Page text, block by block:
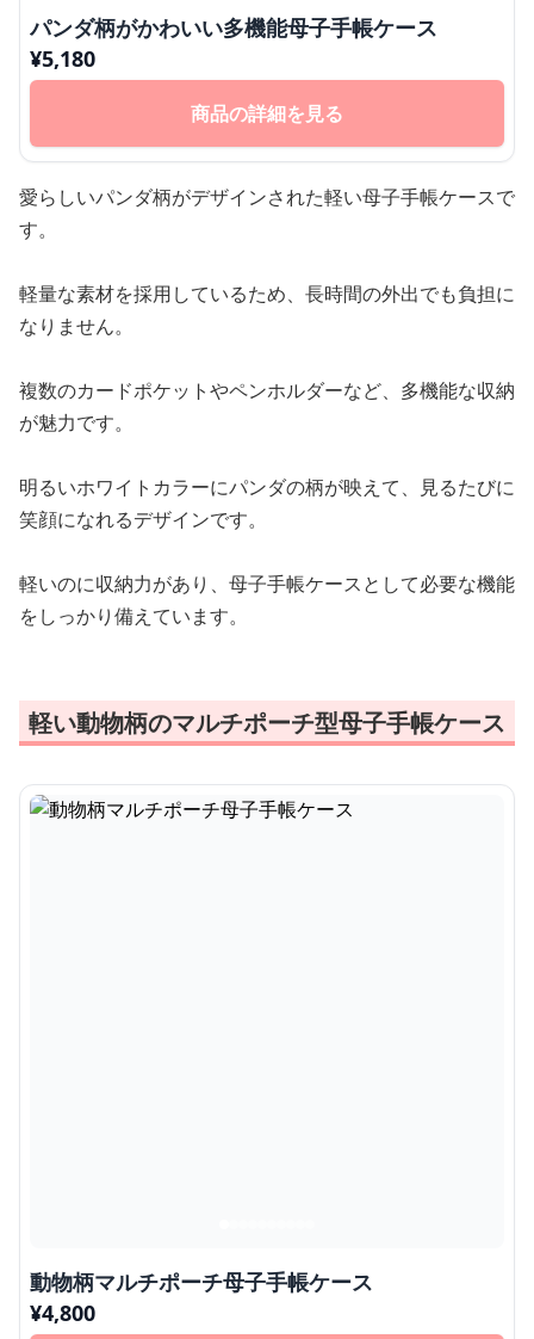
パンダ柄がかわいい多機能母子手帳ケース
¥5,180
商品の詳細を見る
愛らしいパンダ柄がデザインされた軽い母子手帳ケースで
す。
軽量な素材を採用しているため、長時間の外出でも負担に
なりません。
複数のカードポケットやペンホルダーなど、多機能な収納
が魅力です。
明るいホワイトカラーにパンダの柄が映えて、見るたびに
笑顔になれるデザインです。
軽いのに収納力があり、母子手帳ケースとして必要な機能
をしっかり備えています。
軽い動物柄のマルチポーチ型母子手帳ケース
動物柄マルチポーチ母子手帳ケース
¥4,800